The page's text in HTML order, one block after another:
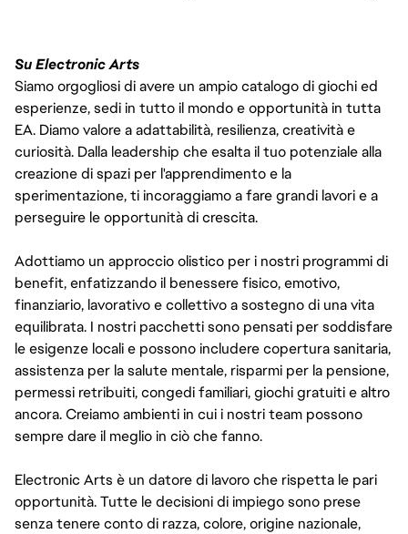
Su Electronic Arts
Siamo orgogliosi di avere un ampio catalogo di giochi ed
esperienze, sedi in tutto il mondo e opportunità in tutta
EA. Diamo valore a adattabilità, resilienza, creatività e
curiosità. Dalla leadership che esalta il tuo potenziale alla
creazione di spazi per l'apprendimento e la
sperimentazione, ti incoraggiamo a fare grandi lavori e a
perseguire le opportunità di crescita.
Adottiamo un approccio olistico per i nostri programmi di
benefit, enfatizzando il benessere fisico, emotivo,
finanziario, lavorativo e collettivo a sostegno di una vita
equilibrata. I nostri pacchetti sono pensati per soddisfare
le esigenze locali e possono includere copertura sanitaria,
assistenza per la salute mentale, risparmi per la pensione,
permessi retribuiti, congedi familiari, giochi gratuiti e altro
ancora. Creiamo ambienti in cui i nostri team possono
sempre dare il meglio in ciò che fanno.
Electronic Arts è un datore di lavoro che rispetta le pari
opportunità. Tutte le decisioni di impiego sono prese
senza tenere conto di razza, colore, origine nazionale,